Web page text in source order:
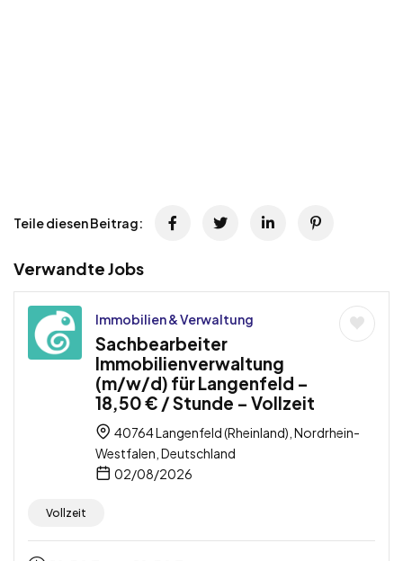
Teile diesen Beitrag:
Verwandte Jobs
Immobilien & Verwaltung
Sachbearbeiter
Immobilienverwaltung
(m/w/d) für Langenfeld –
18,50 € / Stunde – Vollzeit
40764 Langenfeld (Rheinland), Nordrhein-
Westfalen, Deutschland
02/08/2026
Vollzeit